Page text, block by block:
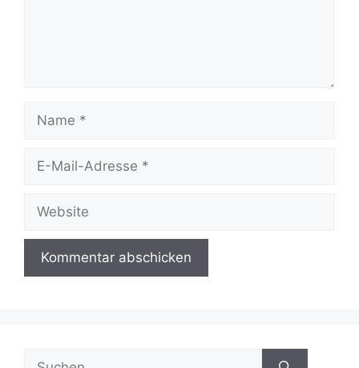
Mail-